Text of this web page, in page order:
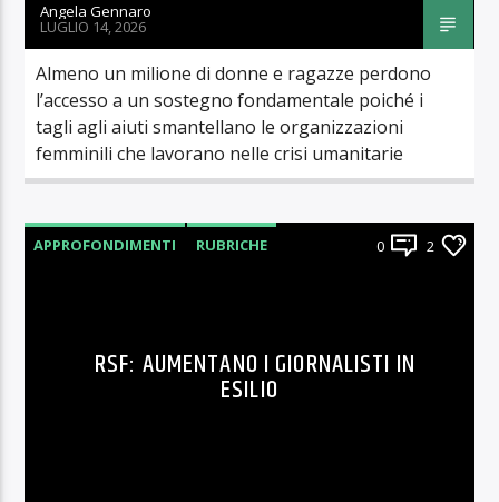
Angela Gennaro
LUGLIO 14, 2026
Almeno un milione di donne e ragazze perdono
l’accesso a un sostegno fondamentale poiché i
tagli agli aiuti smantellano le organizzazioni
femminili che lavorano nelle crisi umanitarie
APPROFONDIMENTI RUBRICHE 0 2
RSF: AUMENTANO I GIORNALISTI IN
ESILIO